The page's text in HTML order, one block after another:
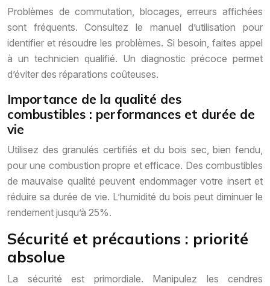
Problèmes de commutation, blocages, erreurs affichées
sont fréquents. Consultez le manuel d’utilisation pour
identifier et résoudre les problèmes. Si besoin, faites appel
à un technicien qualifié. Un diagnostic précoce permet
d’éviter des réparations coûteuses.
Importance de la qualité des
combustibles : performances et durée de
vie
Utilisez des granulés certifiés et du bois sec, bien fendu,
pour une combustion propre et efficace. Des combustibles
de mauvaise qualité peuvent endommager votre insert et
réduire sa durée de vie. L’humidité du bois peut diminuer le
rendement jusqu’à 25%.
Sécurité et précautions : priorité
absolue
La sécurité est primordiale. Manipulez les cendres